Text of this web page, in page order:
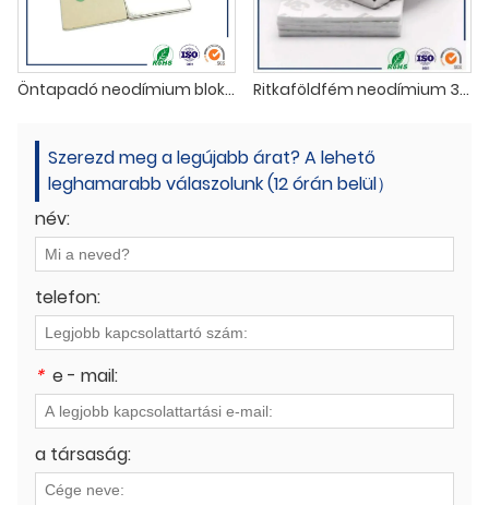
Öntapadó neodímium blokkmágnesek Ritkaföldfém neodímium 3M öntapadó rúdmágnesek
Szerezd meg a legújabb árat? A lehető
leghamarabb válaszolunk (12 órán belül）
név:
telefon:
* e - mail:
a társaság: